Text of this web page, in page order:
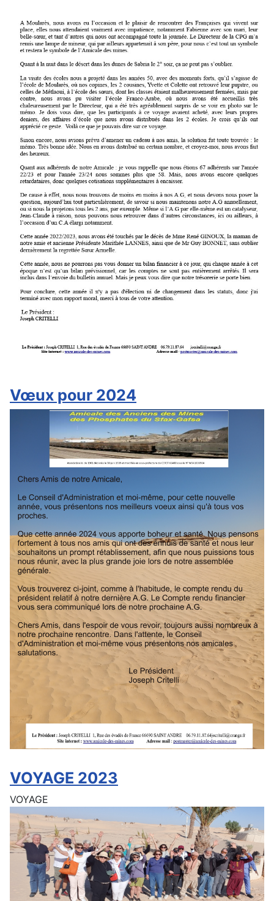
Vœux pour 2024
VOYAGE 2023
VOYAGE